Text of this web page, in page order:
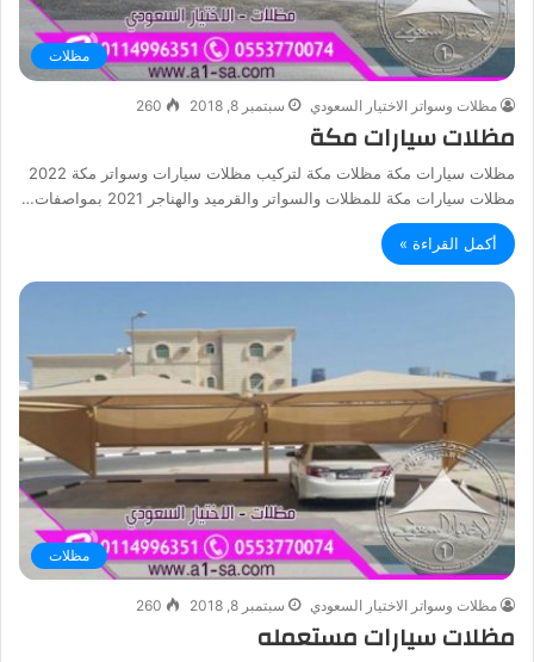
مظلات
مظلات وسواتر الاختيار السعودي سبتمبر 8, 2018 260
مظلات سيارات مكة
مظلات سيارات مكة مظلات مكة لتركيب مظلات سيارات وسواتر مكة 2022
مظلات سيارات مكة للمظلات والسواتر والقرميد والهناجر 2021 بمواصفات…
أكمل القراءة »
مظلات
مظلات وسواتر الاختيار السعودي سبتمبر 8, 2018 260
مظلات سيارات مستعمله